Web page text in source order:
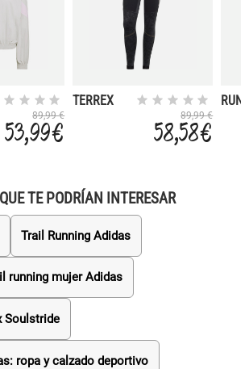
89,99 €
53,99 €
TERREX
89,99 €
58,58 €
RUN
TE PODRÍAN INTERESAR
Trail Running Adidas
running mujer Adidas
Soulstride
ropa y calzado deportivo